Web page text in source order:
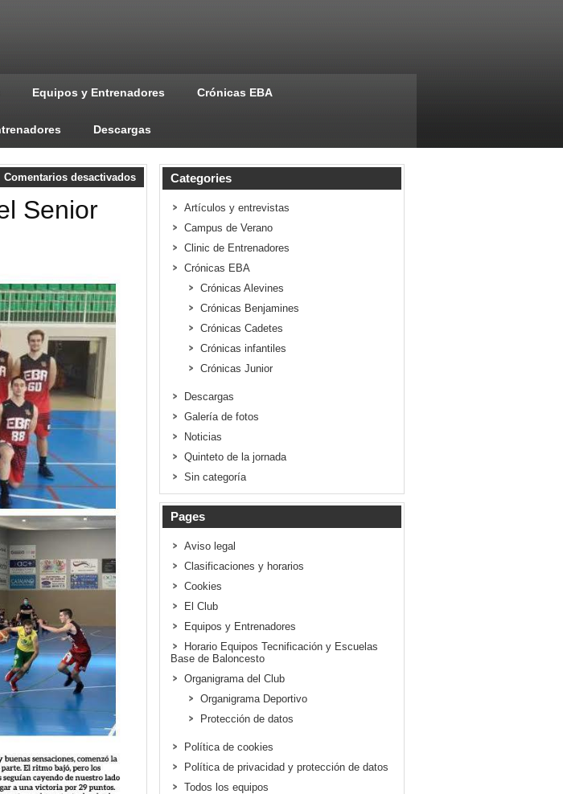
Equipos y Entrenadores Crónicas EBA
Descargas
Comentarios desactivados
Senior
Categories
Artículos y entrevistas
Campus de Verano
Clinic de Entrenadores
Crónicas EBA
Crónicas Alevines
Crónicas Benjamines
Crónicas Cadetes
Crónicas infantiles
Crónicas Junior
Descargas
Galería de fotos
Noticias
Quinteto de la jornada
Sin categoría
Pages
Aviso legal
Clasificaciones y horarios
Cookies
El Club
Equipos y Entrenadores
Horario Equipos Tecnificación y Escuelas
Base de Baloncesto
Organigrama del Club
Organigrama Deportivo
Protección de datos
Política de cookies
Política de privacidad y protección de datos
Todos los equipos